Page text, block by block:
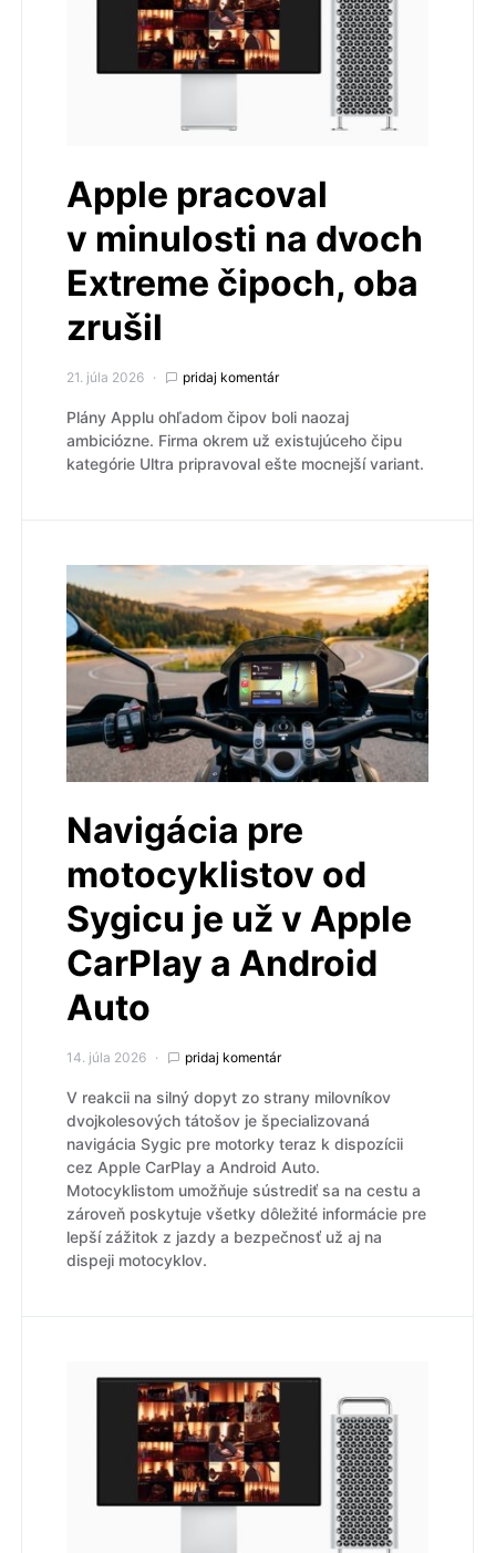
Apple pracoval
v minulosti na dvoch
Extreme čipoch, oba
zrušil
21. júla 2026 pridaj komentár
Plány Applu ohľadom čipov boli naozaj
ambiciózne. Firma okrem už existujúceho čipu
kategórie Ultra pripravoval ešte mocnejší variant.
Navigácia pre
motocyklistov od
Sygicu je už v Apple
CarPlay a Android
Auto
14. júla 2026 pridaj komentár
V reakcii na silný dopyt zo strany milovníkov
dvojkolesových tátošov je špecializovaná
navigácia Sygic pre motorky teraz k dispozícii
cez Apple CarPlay a Android Auto.
Motocyklistom umožňuje sústrediť sa na cestu a
zároveň poskytuje všetky dôležité informácie pre
lepší zážitok z jazdy a bezpečnosť už aj na
dispeji motocyklov.